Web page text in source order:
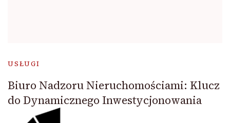
USŁUGI
Biuro Nadzoru Nieruchomościami: Klucz
do Dynamicznego Inwestycjonowania